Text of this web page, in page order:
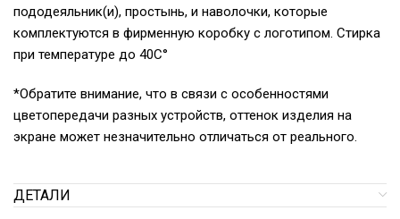
пододеяльник(и), простынь, и наволочки, которые
комплектуются в фирменную коробку с логотипом. Стирка
при температуре до 40С°
*Обратите внимание, что в связи с особенностями
цветопередачи разных устройств, оттенок изделия на
экране может незначительно отличаться от реального.
ДЕТАЛИ